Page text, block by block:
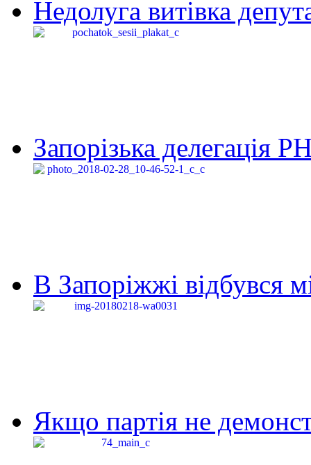
Недолуга витівка
Запорізька делегація
В Запоріжжі відбувся
Якщо партія не